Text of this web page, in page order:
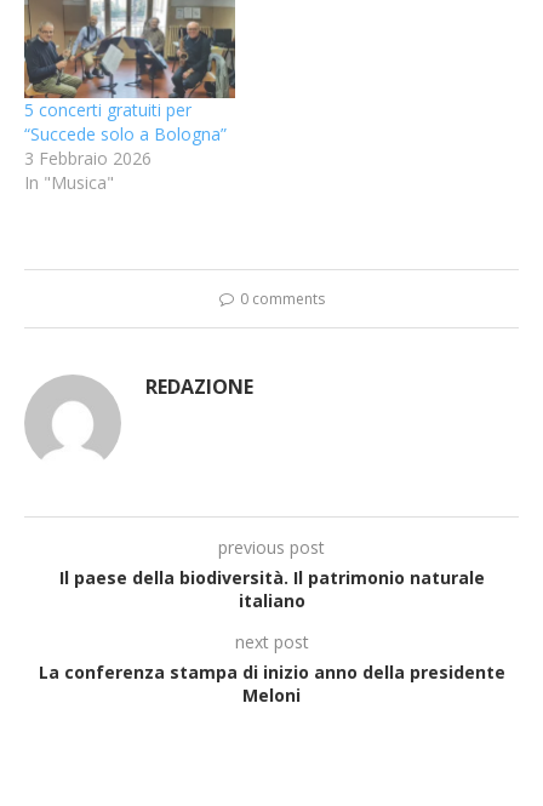
5 concerti gratuiti per
“Succede solo a Bologna”
3 Febbraio 2026
In "Musica"
0 comments
REDAZIONE
previous post
Il paese della biodiversità. Il patrimonio naturale
italiano
next post
La conferenza stampa di inizio anno della presidente
Meloni